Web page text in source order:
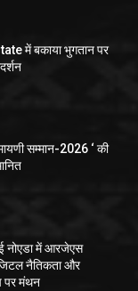
में बकाया भुगतान पर
सम्मान-2026 ‘ की
नोएडा में आरजेएस
नैतिकता और
पर मंथन